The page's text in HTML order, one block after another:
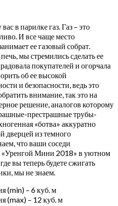
в парилке газ. Газ – это
И все чаще место
ее газовый собрат.
мы стремились сделать ее
покупателей и огорчала
об ее высокой
и безопасности, ведь это
внимание, так это на
решение, аналогов которому
престрашные трубы-
«ботва» аккуратно
дверцей из темного
что ваши соседи
«Уренгой Мини 2018» в уютном
вы теперь будете сжигать
мы не знаем.
(min) – 6 куб. м
(max) – 12 куб. м